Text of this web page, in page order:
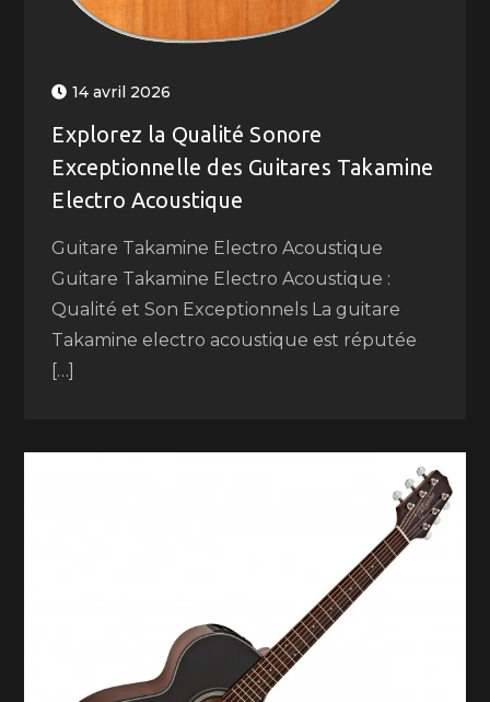
14 avril 2026
Explorez la Qualité Sonore
Exceptionnelle des Guitares Takamine
Electro Acoustique
Guitare Takamine Electro Acoustique
Guitare Takamine Electro Acoustique :
Qualité et Son Exceptionnels La guitare
Takamine electro acoustique est réputée
[…]